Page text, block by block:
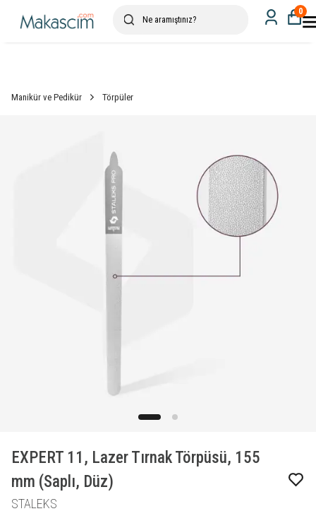
0
Manikür ve Pedikür Törpüler
STALEKS
EXPERT 11, Lazer Tırnak Törpüsü, 155
mm (Saplı, Düz)